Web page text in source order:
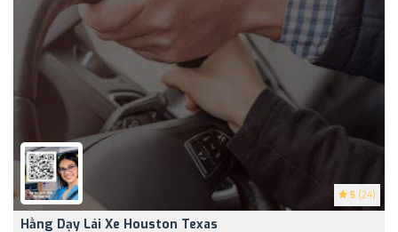
5 (24)
Hằng Dạy Lái Xe Houston Texas